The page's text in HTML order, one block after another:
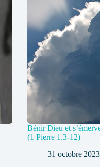
Bénir Dieu et
(1 Pierre 1.3-12)
31 octobre 2023